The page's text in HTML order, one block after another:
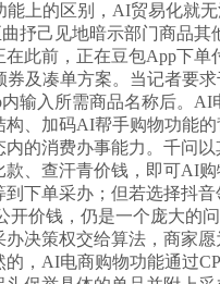
上的区别，AI贸易化就
抒己见地暗示部门商品
此前，正在豆包App下
及凑单方案。当记者要
输入所需商品名称后。
、加码AI帮手购物功能
的消费办事能力。千问
、查汗青价钱，即可AI
下单采办；但若选择抖
开价钱，仍是一个庞大的
决策权交给算法，商家
，AI电商购物功能通过